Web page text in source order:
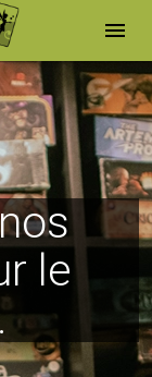
menu
le